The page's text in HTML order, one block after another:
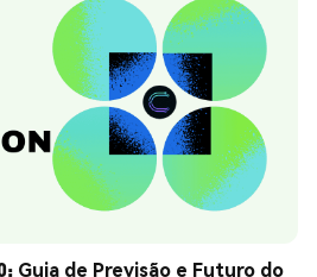
Guia de Previsão e Futuro do